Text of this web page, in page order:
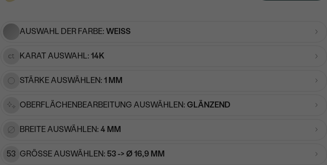
AUSWAHL DER FARBE: WEISS
KARAT AUSWAHL: 14K
STÄRKE AUSWÄHLEN: 1 MM
OBERFLÄCHENBEARBEITUNG AUSWÄHLEN: GLÄNZEND
BREITE AUSWÄHLEN: 4 MM
53 GRÖSSE AUSWÄHLEN: 53 -> Ø 16,9 MM